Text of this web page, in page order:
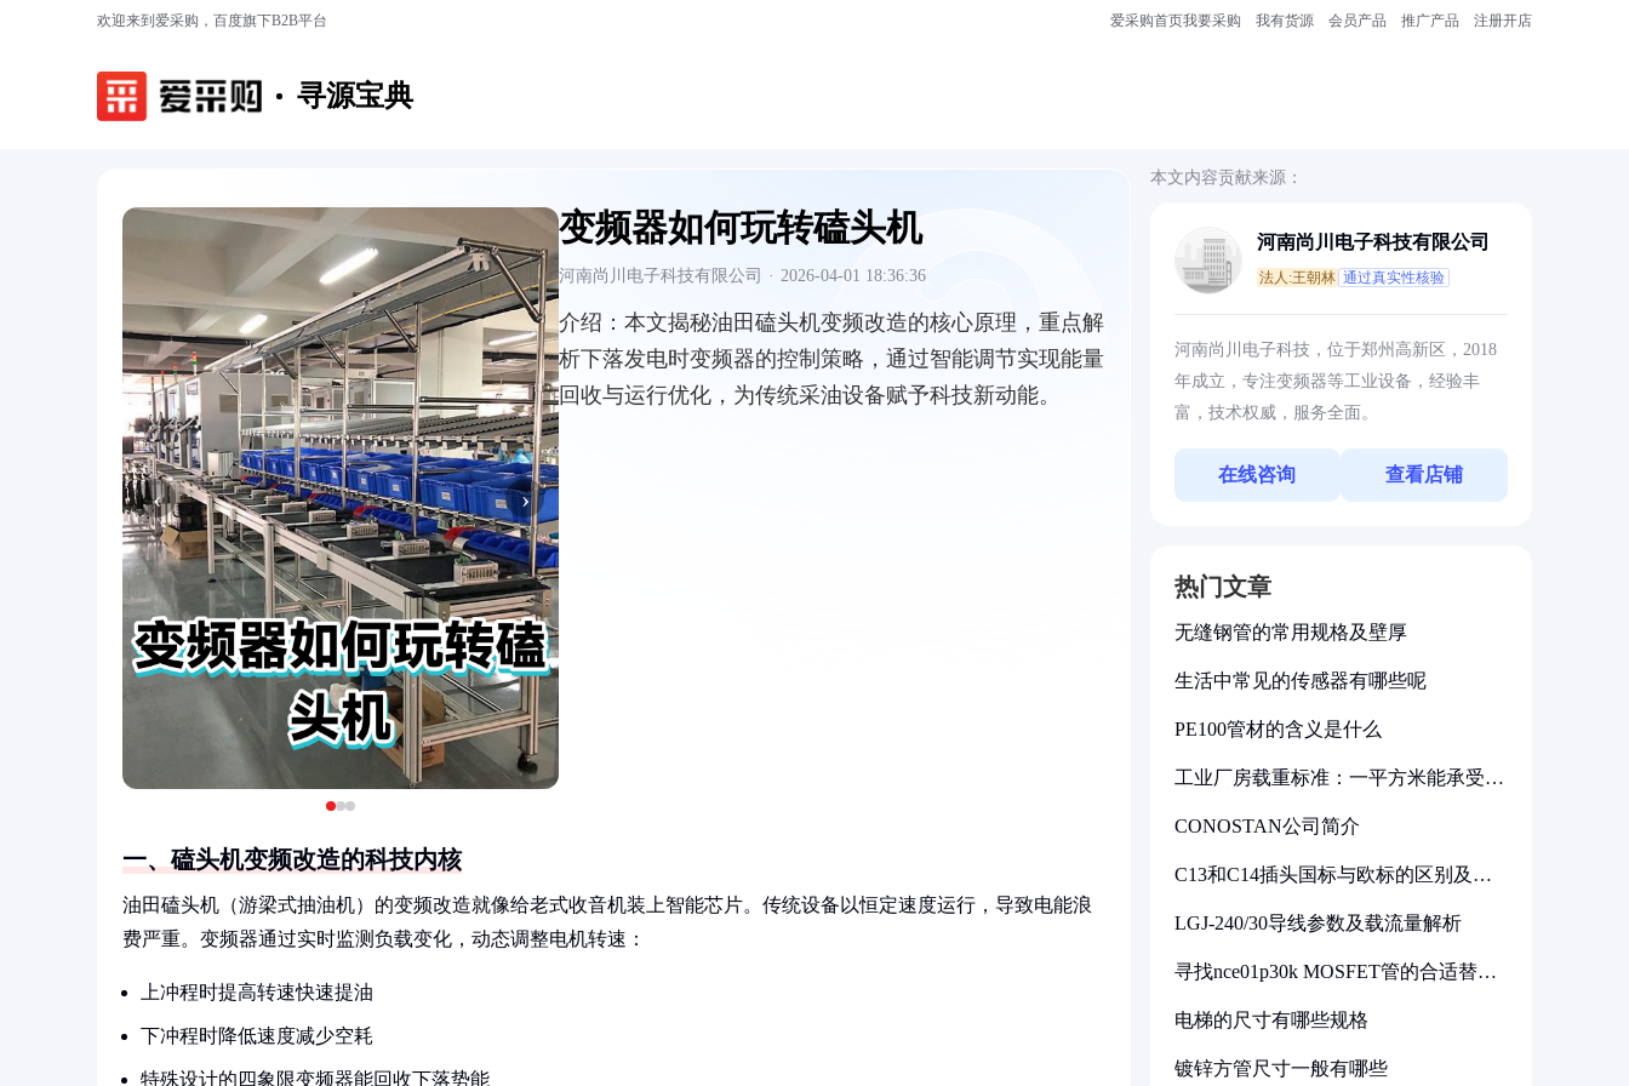
欢迎来到爱采购，百度旗下B2B平台 爱采购首页我要采购 我有货源 会员产品 推广产品 注册开店
寻源宝典
‹ ›
变频器如何玩转磕头机
河南尚川电子科技有限公司 · 2026-04-01 18:36:36
介绍： 本文揭秘油田磕头机变频改造的核心原理，重点解
析下落发电时变频器的控制策略，通过智能调节实现能量
回收与运行优化，为传统采油设备赋予科技新动能。
一、磕头机变频改造的科技内核
油田磕头机（游梁式抽油机）的变频改造就像给老式收音机装上智能芯片。传统设备以恒定速度运行，导致电能浪
费严重。变频器通过实时监测负载变化，动态调整电机转速：
上冲程时提高转速快速提油
下冲程时降低速度减少空耗
特殊设计的四象限变频器能回收下落势能
本文内容贡献来源：
河南尚川电子科技有限公司
法人:王朝林 通过真实性核验
河南尚川电子科技，位于郑州高新区，2018
年成立，专注变频器等工业设备，经验丰
富，技术权威，服务全面。
在线咨询 查看店铺
热门文章
无缝钢管的常用规格及壁厚
生活中常见的传感器有哪些呢
PE100管材的含义是什么
工业厂房载重标准：一平方米能承受多
CONOSTAN公司简介
C13和C14插头国标与欧标的区别及其
LGJ-240/30导线参数及载流量解析
寻找nce01p30k MOSFET管的合适替代
电梯的尺寸有哪些规格
镀锌方管尺寸一般有哪些